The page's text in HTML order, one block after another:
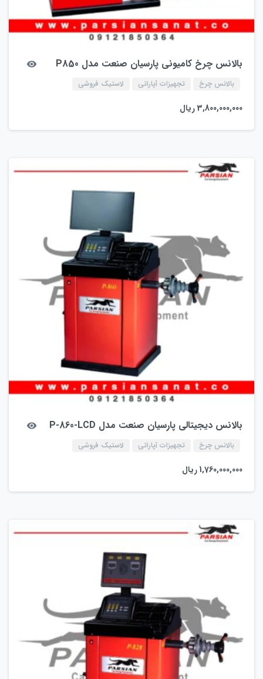
بالانس چرخ کامیونی پارسیان صنعت مدل P850
بالانس چرخ تجهیزات آپاراتی لاستیک فروشی
3,800,000,000ریال
بالانس دیجیتالی پارسیان صنعت مدل P-860-LCD
بالانس چرخ تجهیزات آپاراتی لاستیک فروشی
1,760,000,000ریال